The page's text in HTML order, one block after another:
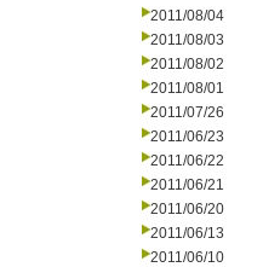
2011/08/04
2011/08/03
2011/08/02
2011/08/01
2011/07/26
2011/06/23
2011/06/22
2011/06/21
2011/06/20
2011/06/13
2011/06/10